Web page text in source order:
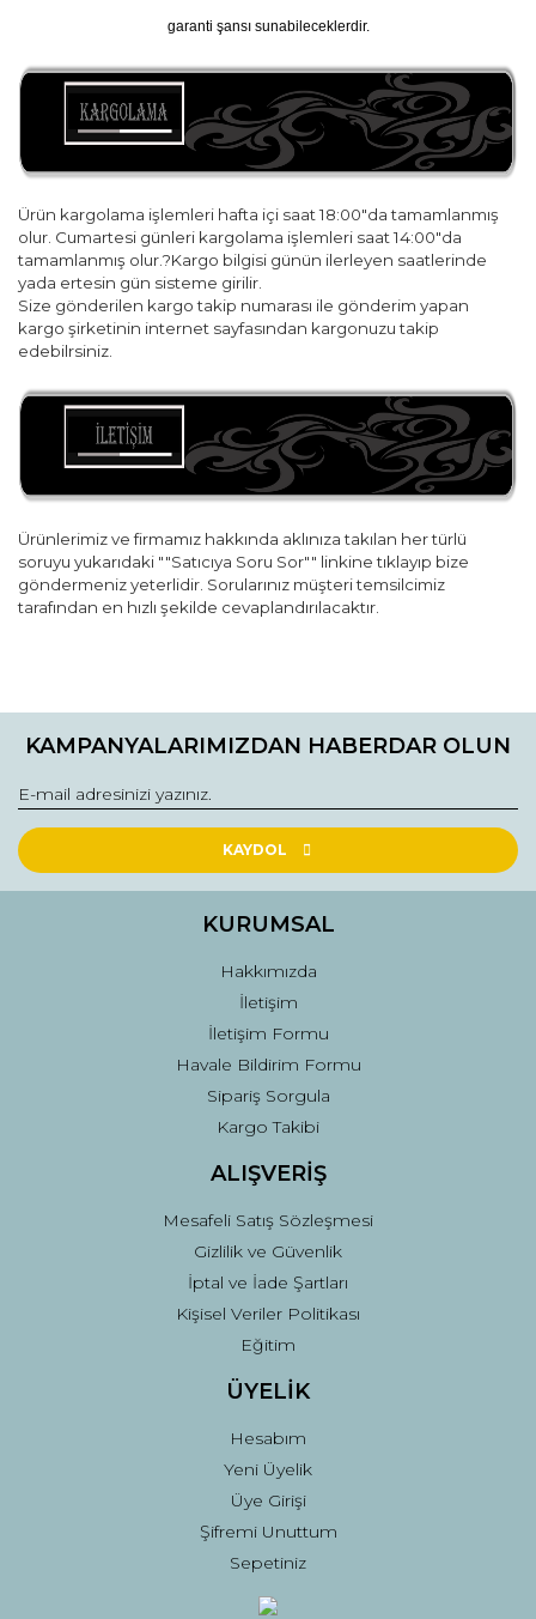
garanti şansı sunabileceklerdir.
Ürün kargolama işlemleri hafta içi saat 18:00"da tamamlanmış
olur. Cumartesi günleri kargolama işlemleri saat 14:00"da
tamamlanmış olur.?Kargo bilgisi günün ilerleyen saatlerinde
yada ertesin gün sisteme girilir.
Size gönderilen kargo takip numarası ile gönderim yapan
kargo şirketinin internet sayfasından kargonuzu takip
edebilrsiniz.
Ürünlerimiz ve firmamız hakkında aklınıza takılan her türlü
soruyu yukarıdaki ""Satıcıya Soru Sor"" linkine tıklayıp bize
göndermeniz yeterlidir. Sorularınız müşteri temsilcimiz
tarafından en hızlı şekilde cevaplandırılacaktır.
konularda yetersiz gördüğünüz noktaları öneri formunu
Görüş ve önerileriniz için teşekkür ederiz.
Ürün resmi kalitesiz, bozuk veya görüntülenemiyor.
Ürün açıklamasında eksik bilgiler bulunuyor.
Ürün fiyatı diğer sitelerden daha pahalı.
Gönder
KAMPANYALARIMIZDAN HABERDAR OLUN
KAYDOL
KURUMSAL
Hakkımızda
İletişim
İletişim Formu
Havale Bildirim Formu
Sipariş Sorgula
Kargo Takibi
ALIŞVERİŞ
Mesafeli Satış Sözleşmesi
Gizlilik ve Güvenlik
İptal ve İade Şartları
Kişisel Veriler Politikası
Eğitim
ÜYELİK
Hesabım
Yeni Üyelik
Üye Girişi
Şifremi Unuttum
Sepetiniz